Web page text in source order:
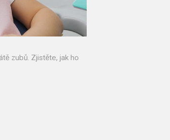
zubů. Zjistěte, jak ho